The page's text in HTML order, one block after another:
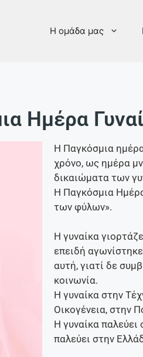
Η ομάδα μας
Ημέρα
Η Παγκόσμια
χρόνο, ως ημέρα
δικαιώματα των
Η Παγκόσμια
των φύλων».
Η γυναίκα
επειδή αγωνίστηκε
αυτή, γιατί δε
κοινωνία.
Η γυναίκα στην
Οικογένεια, στην
Η γυναίκα παλεύει
παλεύει στην